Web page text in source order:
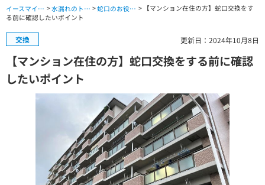
イースマイル公式サイト TOP > 水漏れのトラブル TOP > 蛇口のお役立ちコラム > 【マンション在住の方】蛇口交換をす
る前に確認したいポイント
交換 更新日：2024年10月8日
【マンション在住の方】蛇口交換をする前に確認
したいポイント